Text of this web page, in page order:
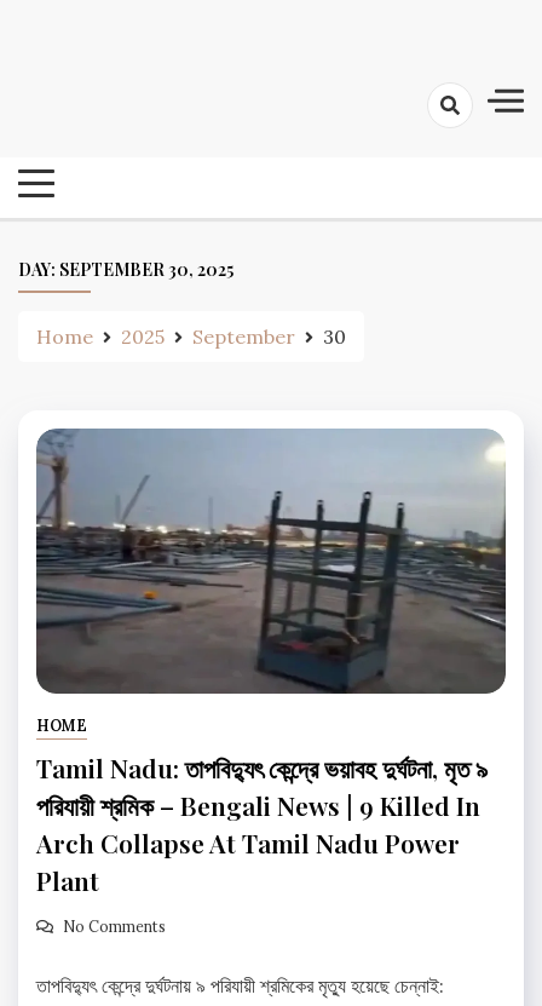
DAY: SEPTEMBER 30, 2025
Home 2025 September 30
HOME
Tamil Nadu: তাপবিদ্যুৎ কেন্দ্রে ভয়াবহ দুর্ঘটনা, মৃত ৯
পরিযায়ী শ্রমিক – Bengali News | 9 Killed In
Arch Collapse At Tamil Nadu Power
Plant
No Comments
তাপবিদ্যুৎ কেন্দ্রে দুর্ঘটনায় ৯ পরিযায়ী শ্রমিকের মৃত্যু হয়েছে চেন্নাই: